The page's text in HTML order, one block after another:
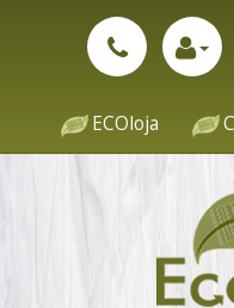
ECOloja